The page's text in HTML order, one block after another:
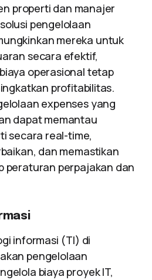
properti dan manajer
pengelolaan
mereka untuk
secara efektif,
operasional tetap
profitabilitas.
expenses yang
dapat memantau
secara real-time,
dan memastikan
peraturan perpajakan dan
informasi (TI) di
pengelolaan
biaya proyek IT,